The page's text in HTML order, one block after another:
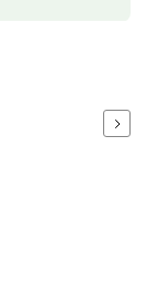
Next